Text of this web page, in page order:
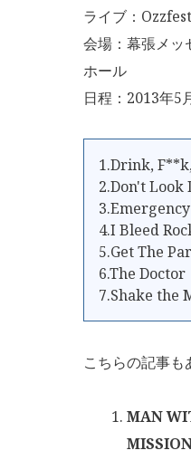
ライブ：
会場：幕張メッ
ホール
日程：2013年5
1.Drink,
2.Don't Look
3.Emergency
4.I Bleed
5.Get The
6.The Doctor
7.Shake the
こちらの記事も
MAN